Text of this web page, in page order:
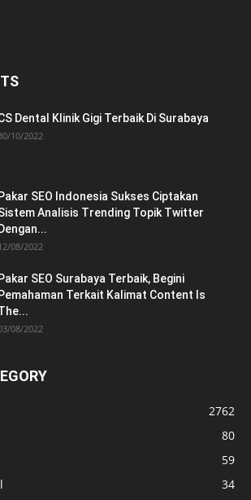
Dental Klinik Gigi Terbaik Di Surabaya
10/2022
Pakar SEO Indonesia Sukses Ciptakan
Analisis Trending Topik Twitter
Dengan...
08/2022
Pakar SEO Surabaya Terbaik, Begini
Pemahaman Terkait Kalimat Content Is
08/2022
2762
80
59
34